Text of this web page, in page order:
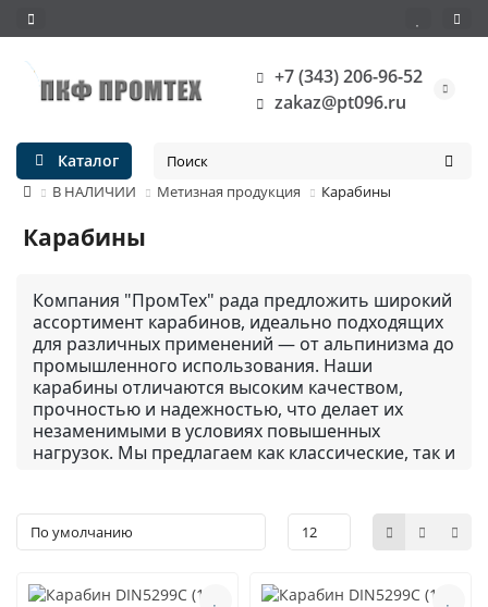
+7 (343) 206-96-52
zakaz@pt096.ru
Каталог
В НАЛИЧИИ Метизная продукция Карабины
Карабины
Компания "ПромТех" рада предложить широкий
ассортимент карабинов, идеально подходящих
для различных применений — от альпинизма до
промышленного использования. Наши
карабины отличаются высоким качеством,
прочностью и надежностью, что делает их
незаменимыми в условиях повышенных
нагрузок. Мы предлагаем как классические, так и
удовлетворить все ваши потребности.